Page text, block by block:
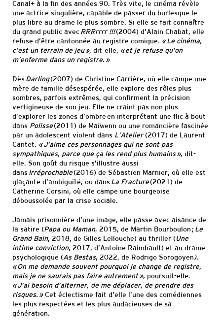
Canal+ à la fin des années 90. Très vite, le cinéma révèle
une actrice singulière, capable de passer du burlesque le
plus libre au drame le plus sombre. Si elle se fait connaître
du grand public avecRRRrrrr !!!(2004) d’Alain Chabat, elle
refuse d’être cantonnée au registre comique. « Le cinéma,
c’est un terrain de jeu », dit-elle, « et je refuse qu’on
m’enferme dans un registre. »
DèsDarling(2007) de Christine Carrière, où elle campe une
mère de famille désespérée, elle explore des rôles plus
sombres, parfois extrêmes, qui confirment la précision
vertigineuse de son jeu. Elle ne craint pas non plus
d’explorer les zones d’ombre en interprétant une flic à bout
dans Polisse(2011) de Maïwenn ou une romancière fascinée
par un adolescent violent dans L’Atelier(2017) de Laurent
Cantet. « J’aime ces personnages qui ne sont pas
sympathiques, parce que ça les rend plus humains », dit-
elle. Son goût du risque s’illustre aussi
dansIrréprochable(2016) de Sébastien Marnier, où elle est
glaçante d’ambiguïté, ou dansLa Fracture(2021) de
Catherine Corsini, où elle campe une bourgeoise
déboussolée par la crise sociale.
Jamais prisonnière d’une image, elle passe avec aisance de
la satire (Papa ou Maman, 2015, de Martin Bourboulon ; Le
Grand Bain, 2018, de Gilles Lellouche) au thriller (Une
intime conviction, 2017, d’Antoine Raimbault) et au drame
psychologique (As Bestas, 2022, de Rodrigo Sorogoyen).
« On me demande souvent pourquoi je change de registre,
mais je ne saurais pas faire autrement », poursuit-elle.
« J’ai besoin d’alterner, de me déplacer, de prendre des
risques. »Cet éclectisme fait d’elle l’une des comédiennes
les plus respectées et les plus audacieuses de sa
génération.